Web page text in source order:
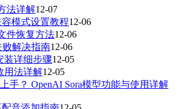
法详解12-07
模式设置教程12-06
件恢复方法12-06
败解决指南12-06
装详细步骤12-05
用法详解12-05
手？ OpenAI Sora模型功能与使用详解